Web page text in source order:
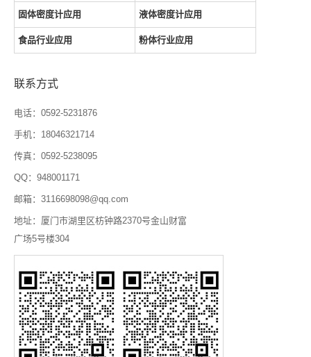
固体密度计应用 液体密度计应用
食品行业应用 粉体行业应用
联系方式
电话：0592-5231876
手机：18046321714
传真：0592-5238095
QQ：948001171
邮箱：3116698098@qq.com
地址：厦门市湖里区枋钟路2370号金山财富
广场5号楼304